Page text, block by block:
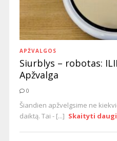
APŽVALGOS
Siurblys – robotas:
Apžvalga
0
Šiandien apžvelgsime ne
daiktą. Tai - [...] Skaityti